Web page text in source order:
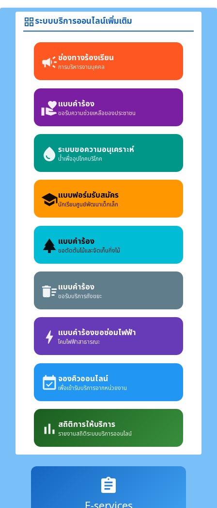
grid_viewระบบบริการออนไลน์เพิ่มเติม
campaignช่องทางร้องเรียน
การบริหารงานบุคคล
volunteer_activismแบบคำร้อง
ขอรับความช่วยเหลือของประชาชน
water_drop ระบบขอความอนุเคราะห์
น้ำเพื่ออุปโภคบริโภค
schoolแบบฟอร์มรับสมัคร
นักเรียนศูนย์พัฒนาเด็กเล็ก
park แบบคำร้อง
ขอตัดต้นไม้และจัดเก็บกิ่งไม้
delete_sweepแบบคำร้อง
ขอรับบริการถังขยะ
boltแบบคำร้องขอซ่อมไฟฟ้า
โคมไฟฟ้าสาธารณะ
event_available จองคิวออนไลน์
เพื่อเข้ารับบริการจากหน่วยงาน
bar_chart สถิติการให้บริการ
รายงานสถิติระบบบริการออนไลน์
assignment